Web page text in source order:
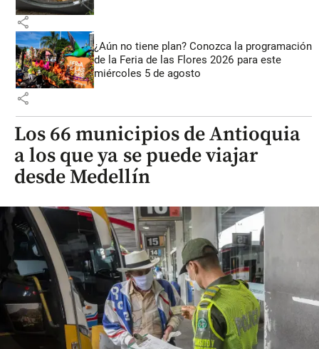
share
¿Aún no tiene plan? Conozca la programación
de la Feria de las Flores 2026 para este
miércoles 5 de agosto
share
Los 66 municipios de Antioquia
a los que ya se puede viajar
desde Medellín